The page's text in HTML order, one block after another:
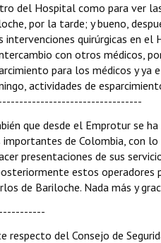
del Hospital como para ver
por la tarde; y bueno,
intervenciones quirúrgicas en
con otros médicos,
para los médicos y ya
actividades de
que desde el Emprotur se
de Colombia, con
presentaciones de sus
estos operadores
de Bariloche. Nada más y
del Consejo de